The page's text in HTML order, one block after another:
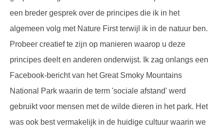
een breder gesprek over de principes die ik in het
algemeen volg met Nature First terwijl ik in de natuur ben.
Probeer creatief te zijn op manieren waarop u deze
principes deelt en anderen onderwijst. Ik zag onlangs een
Facebook-bericht van het Great Smoky Mountains
National Park waarin de term 'sociale afstand' werd
gebruikt voor mensen met de wilde dieren in het park. Het
was ook best vermakelijk in de huidige cultuur waarin we